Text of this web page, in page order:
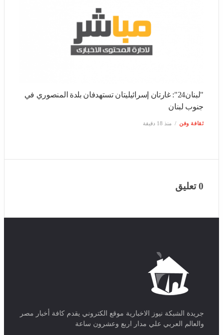
"لبنان24": غارتان إسرائيليتان تستهدفان بلدة المنصوري في
جريدة الشبكة نيوز الاخبارية موقع الكتروني يقدم كافة أخبار مصر
والعالم العربي علي مدار اربع وعشرون ساعة